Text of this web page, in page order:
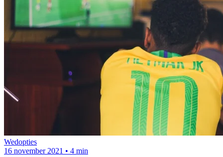
Wedopties
16 november 2021 • 4 min